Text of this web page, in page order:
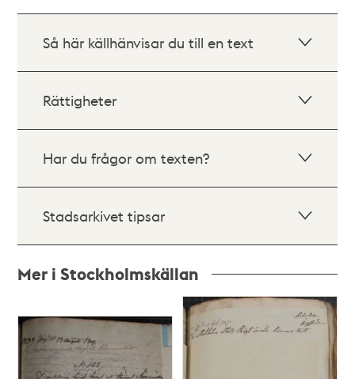
Så här källhänvisar du till en text
Rättigheter
Har du frågor om texten?
Stadsarkivet tipsar
Mer i Stockholmskällan
poster
och
teman